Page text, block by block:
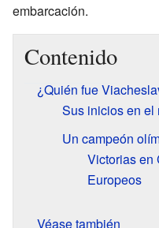
embarcación.
Contenido
¿Quién fue
Sus inicios en el
Un campeón
Victorias en
Europeos
Véase también